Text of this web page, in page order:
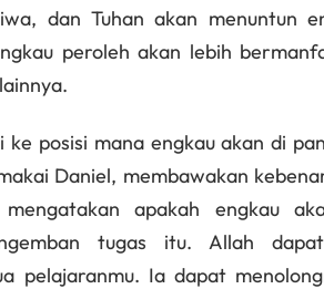
dan Tuhan akan menuntun
peroleh akan lebih
ke posisi mana engkau akan di
Daniel, membawakan
apakah engkau
tugas itu. Allah
pelajaranmu. Ia dapat